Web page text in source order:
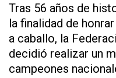
Tras 56 años de
la finalidad de
a caballo, la
decidió realizar un
campeones